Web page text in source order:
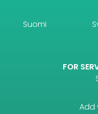
Suomi
FOR
Add